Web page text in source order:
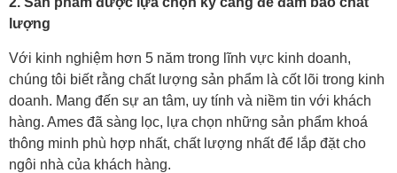
lượng
Với kinh nghiệm hơn 5 năm trong lĩnh vực kinh doanh,
chúng tôi biết rằng chất lượng sản phẩm là cốt lõi trong kinh
doanh. Mang đến sự an tâm, uy tính và niềm tin với khách
hàng. Ames đã sàng lọc, lựa chọn những sản phẩm khoá
thông minh phù hợp nhất, chất lượng nhất để lắp đặt cho
ngôi nhà của khách hàng.